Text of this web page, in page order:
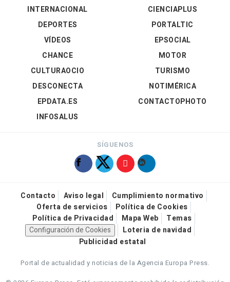
INTERNACIONAL
DEPORTES
VÍDEOS
CIENCIAPLUS
PORTALTIC
EPSOCIAL
CHANCE
CULTURAOCIO
DESCONECTA
EPDATA.ES
INFOSALUS
MOTOR
TURISMO
NOTIMÉRICA
CONTACTOPHOTO
SÍGUENOS
Contacto Aviso legal
Cumplimiento normativo
Oferta de servicios
Política de Cookies
Política de Privacidad
Mapa Web
Temas
Configuración de Cookies
Loteria de navidad
Publicidad estatal
Portal de actualidad y noticias de la Agencia Europa Press.